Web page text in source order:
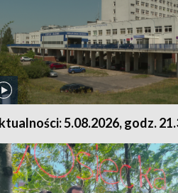
5.08.2026, godz.